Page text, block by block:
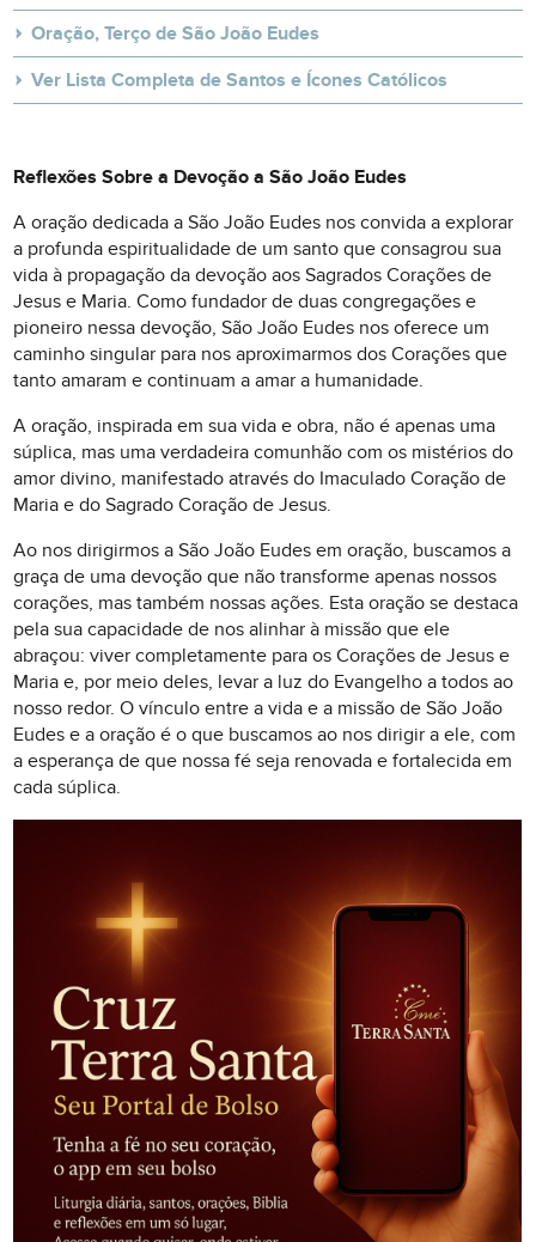
Oração, Terço de São João Eudes
Ver Lista Completa de Santos e Ícones Católicos
Reflexões Sobre a Devoção a São João Eudes
A oração dedicada a São João Eudes nos convida a explorar
a profunda espiritualidade de um santo que consagrou sua
vida à propagação da devoção aos Sagrados Corações de
Jesus e Maria. Como fundador de duas congregações e
pioneiro nessa devoção, São João Eudes nos oferece um
caminho singular para nos aproximarmos dos Corações que
tanto amaram e continuam a amar a humanidade.
A oração, inspirada em sua vida e obra, não é apenas uma
súplica, mas uma verdadeira comunhão com os mistérios do
amor divino, manifestado através do Imaculado Coração de
Maria e do Sagrado Coração de Jesus.
Ao nos dirigirmos a São João Eudes em oração, buscamos a
graça de uma devoção que não transforme apenas nossos
corações, mas também nossas ações. Esta oração se destaca
pela sua capacidade de nos alinhar à missão que ele
abraçou: viver completamente para os Corações de Jesus e
Maria e, por meio deles, levar a luz do Evangelho a todos ao
nosso redor. O vínculo entre a vida e a missão de São João
Eudes e a oração é o que buscamos ao nos dirigir a ele, com
a esperança de que nossa fé seja renovada e fortalecida em
cada súplica.